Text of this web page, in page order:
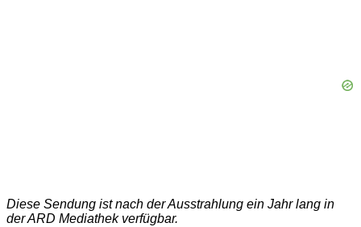
Diese Sendung ist nach der Ausstrahlung ein Jahr lang in
der ARD Mediathek verfügbar.